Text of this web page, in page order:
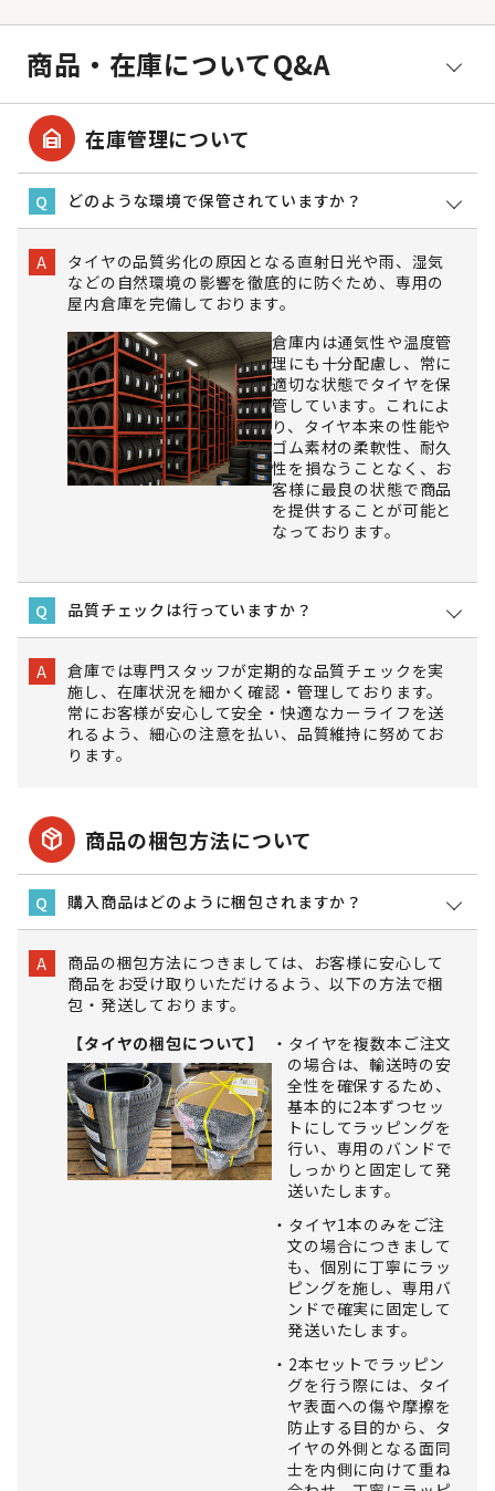
商品・在庫についてQ&A
garage_home 在庫管理について
Q どのような環境で保管されていますか？
A
タイヤの品質劣化の原因となる直射日光や雨、湿気
などの自然環境の影響を徹底的に防ぐため、専用の
屋内倉庫を完備しております。
倉庫内は通気性や温度管
理にも十分配慮し、常に
適切な状態でタイヤを保
管しています。これによ
り、タイヤ本来の性能や
ゴム素材の柔軟性、耐久
性を損なうことなく、お
客様に最良の状態で商品
を提供することが可能と
なっております。
Q 品質チェックは行っていますか？
A
倉庫では専門スタッフが定期的な品質チェックを実
施し、在庫状況を細かく確認・管理しております。
常にお客様が安心して安全・快適なカーライフを送
れるよう、細心の注意を払い、品質維持に努めてお
ります。
package_2 商品の梱包方法について
Q 購入商品はどのように梱包されますか？
A
商品の梱包方法につきましては、お客様に安心して
商品をお受け取りいただけるよう、以下の方法で梱
包・発送しております。
【タイヤの梱包について】
タイヤを複数本ご注文
の場合は、輸送時の安
全性を確保するため、
基本的に2本ずつセッ
トにしてラッピングを
行い、専用のバンドで
しっかりと固定して発
送いたします。
タイヤ1本のみをご注
文の場合につきまして
も、個別に丁寧にラッ
ピングを施し、専用バ
ンドで確実に固定して
発送いたします。
2本セットでラッピン
グを行う際には、タイ
ヤ表面への傷や摩擦を
防止する目的から、タ
イヤの外側となる面同
士を内側に向けて重ね